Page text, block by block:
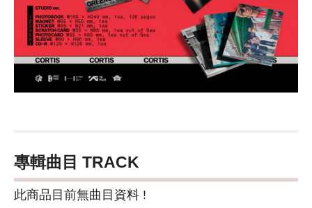
專輯曲目 TRACK
此商品目前無曲目資料 !